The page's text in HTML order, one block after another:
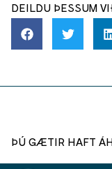
DEILDU ÞESSUM
ÞÚ GÆTIR HAFT